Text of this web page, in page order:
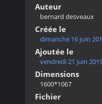
Auteur
bernard desveaux
Créée le
dimanche 16 juin
Ajoutée le
vendredi 21 juin
Dimensions
1600*1067
Fichier